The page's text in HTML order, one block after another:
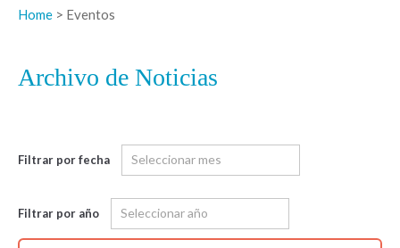
Home > Eventos
Archivo de Noticias
Filtrar por fecha
Filtrar por año